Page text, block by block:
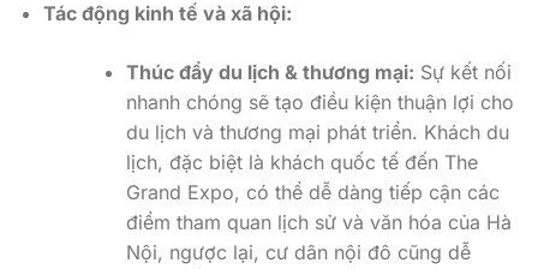
Tác động kinh tế và xã hội:
Thúc đẩy du lịch & thương mại: Sự kết nối
nhanh chóng sẽ tạo điều kiện thuận lợi cho
du lịch và thương mại phát triển. Khách du
lịch, đặc biệt là khách quốc tế đến The
Grand Expo, có thể dễ dàng tiếp cận các
điểm tham quan lịch sử và văn hóa của Hà
Nội, ngược lại, cư dân nội đô cũng dễ